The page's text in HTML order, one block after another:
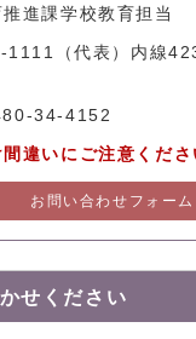
進課学校教育担当
（代表）内線
34-4152
違いにご注意くださ
お問い合わせフォーム
せください